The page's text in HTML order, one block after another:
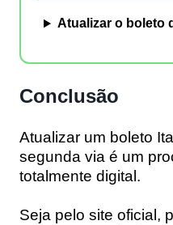
Atualizar o boleto
Conclusão
Atualizar um boleto
segunda via é um
totalmente digital.
Seja pelo site oficial,